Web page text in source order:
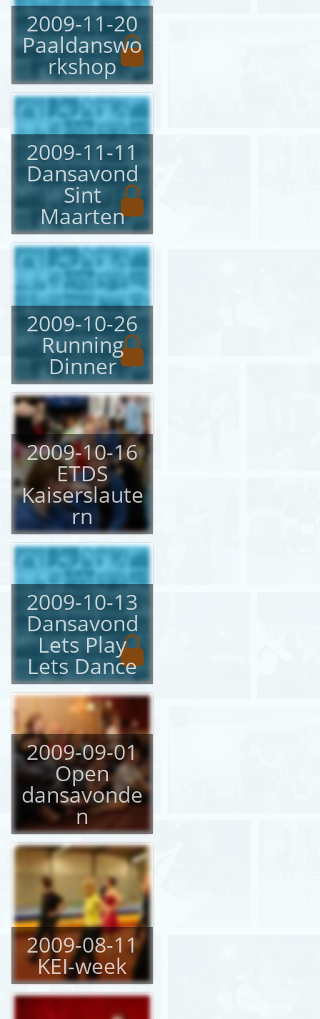
2009-11-20
Paaldanswo
rkshop
2009-11-11
Dansavond
Sint
Maarten
2009-10-26
Running
Dinner
2009-10-16
ETDS
Kaiserslaute
rn
2009-10-13
Dansavond
Lets Play
Lets Dance
2009-09-01
Open
dansavonde
n
2009-08-11
KEI-week